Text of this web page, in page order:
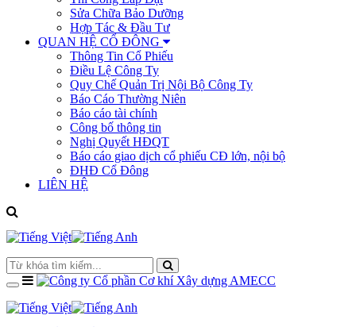
Sửa Chữa Bảo Dưỡng
Hợp Tác & Đầu Tư
QUAN HỆ CỔ ĐÔNG
Thông Tin Cổ Phiếu
Điều Lệ Công Ty
Quy Chế Quản Trị Nội Bộ Công Ty
Báo Cáo Thường Niên
Báo cáo tài chính
Công bố thông tin
Nghị Quyết HĐQT
Báo cáo giao dịch cổ phiếu CĐ lớn, nội bộ
ĐHĐ Cổ Đông
LIÊN HỆ